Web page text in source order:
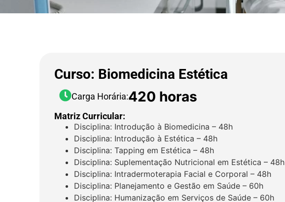
Curso: Biomedicina Estética
Carga Horária:420 horas
Matriz Curricular:
Disciplina: Introdução à Biomedicina – 48h
Disciplina: Introdução à Estética – 48h
Disciplina: Tapping em Estética – 48h
Disciplina: Suplementação Nutricional em Estética – 48h
Disciplina: Intradermoterapia Facial e Corporal – 48h
Disciplina: Planejamento e Gestão em Saúde – 60h
Disciplina: Humanização em Serviços de Saúde – 60h